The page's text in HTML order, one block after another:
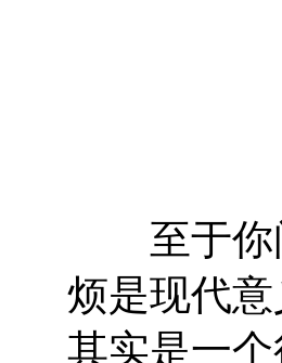
至于你问
烦是现代
其实是一